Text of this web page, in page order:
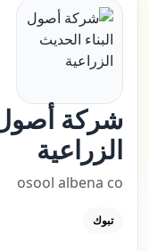
شركة أصول
الزراعية
osool albena co
تبوك